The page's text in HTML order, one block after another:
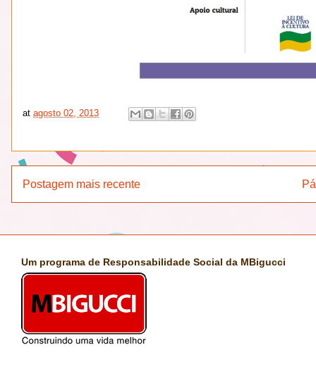
at agosto 02, 2013
Postagem mais recente
Um programa de Responsabilidade Social da MBigucci